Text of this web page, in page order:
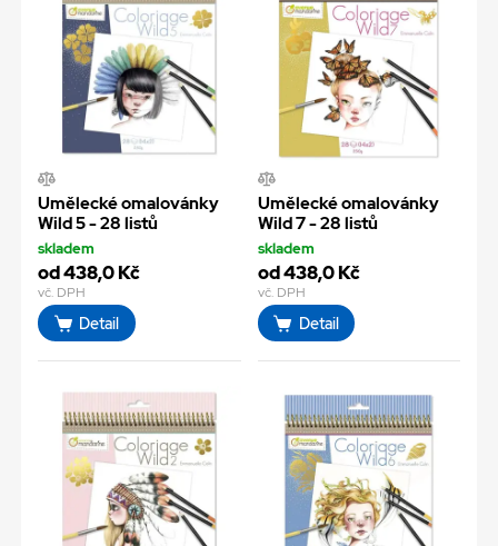
Umělecké omalovánky
Wild 5 - 28 listů
skladem
od 438,0 Kč
vč. DPH
Detail
Umělecké omalovánky
Wild 7 - 28 listů
skladem
od 438,0 Kč
vč. DPH
Detail